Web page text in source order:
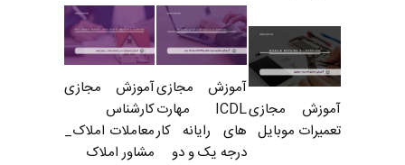
آموزش مجازی
تعمیرات موبایل
آموزش مجازی
ICDL مهارت
های رایانه کار
درجه یک و دو
آموزش مجازی
کارشناس
معاملات املاک_
مشاور املاک